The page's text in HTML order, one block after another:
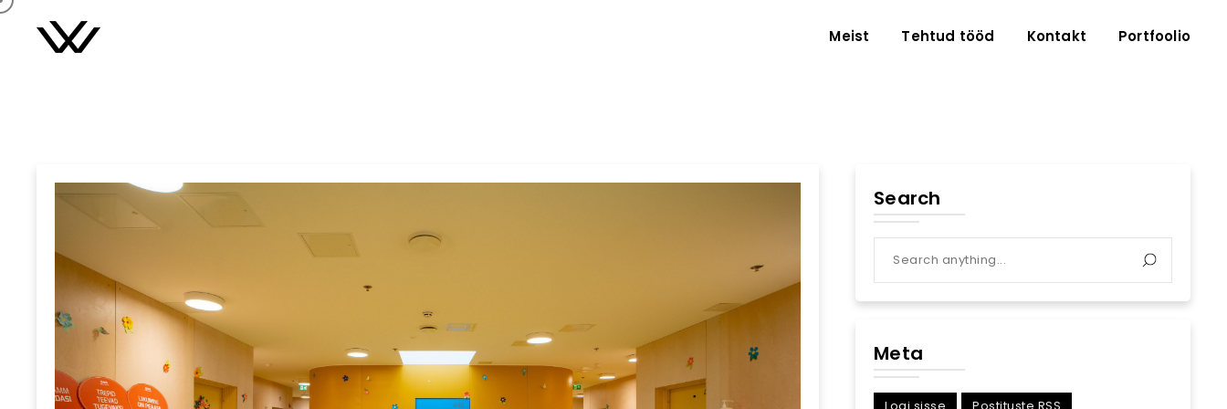
Meist Tehtud tööd Kontakt Portfoolio
Search
Meta